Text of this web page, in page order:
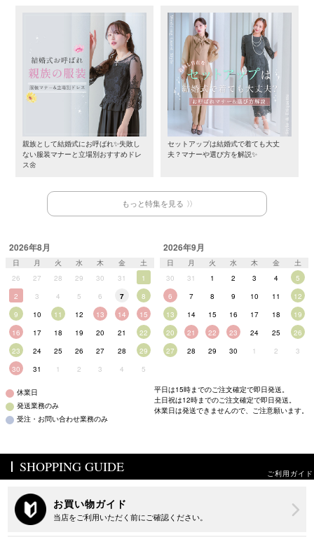
親族として結婚式にお呼ばれ✨失敗し
ない服装マナーと立場別おすすめドレ
ス🌼
セットアップは結婚式で着ても大丈
夫？マナーや選び方を解説✨
もっと特集を見る
2026年8月
日 月 火 水 木 金
土
26
27 28 29 30 31
1
2
3 4 5 6 7
8
9
10 11 12 13 14
15
16
17 18 19 20 21
22
23
24 25 26 27 28
29
30
31 1 2 3 4 5
2026年9月
日 月 火 水 木 金
土
30
31 1 2 3 4
5
6
7 8 9 10 11
12
13
14 15 16 17 18
19
20
21 22 23 24 25
26
27
28 29 30 1 2 3
休業日
発送業務のみ
受注・お問い合わせ業務のみ
平日は15時までのご注文確定で即日発送。
土日祝は12時までのご注文確定で即日発送。
休業日は発送できませんので、ご注意願います。
SHOPPING GUIDE ご利用ガイド